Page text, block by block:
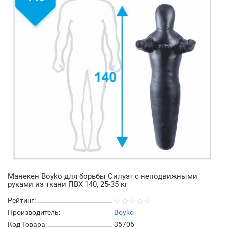
Манекен Boyko для борьбы Силуэт с неподвижными
руками из ткани ПВХ 140, 25-35 кг
Рейтинг:
Производитель:
Boyko
Код Товара:
35706